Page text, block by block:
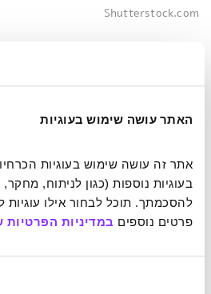
האתר עושה שימוש בעוגיות
פרטים נוספים במדיניות הפרטיות
Shutterstock.com
למשחק ילדים. טכניקות יצירה
של היום לא רק אנשים מחקים, גם
התחום של אומנות מתוצרת של
לכם שולי וחסר חשיבות, בוודאי
היוקרתי כריסטי'ס מציע למכירה
כעשרת אלפים דולר. הדיוקן, שזכה
מתעניינים בתחום העולה של אומנות